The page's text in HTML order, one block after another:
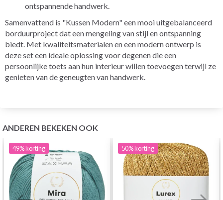
ontspannende handwerk.
Samenvattend is "Kussen Modern" een mooi uitgebalanceerd
borduurproject dat een mengeling van stijl en ontspanning
biedt. Met kwaliteitsmaterialen en een modern ontwerp is
deze set een ideale oplossing voor degenen die een
persoonlijke toets aan hun interieur willen toevoegen terwijl ze
genieten van de geneugten van handwerk.
ANDEREN BEKEKEN OOK
49%korting 50%korting